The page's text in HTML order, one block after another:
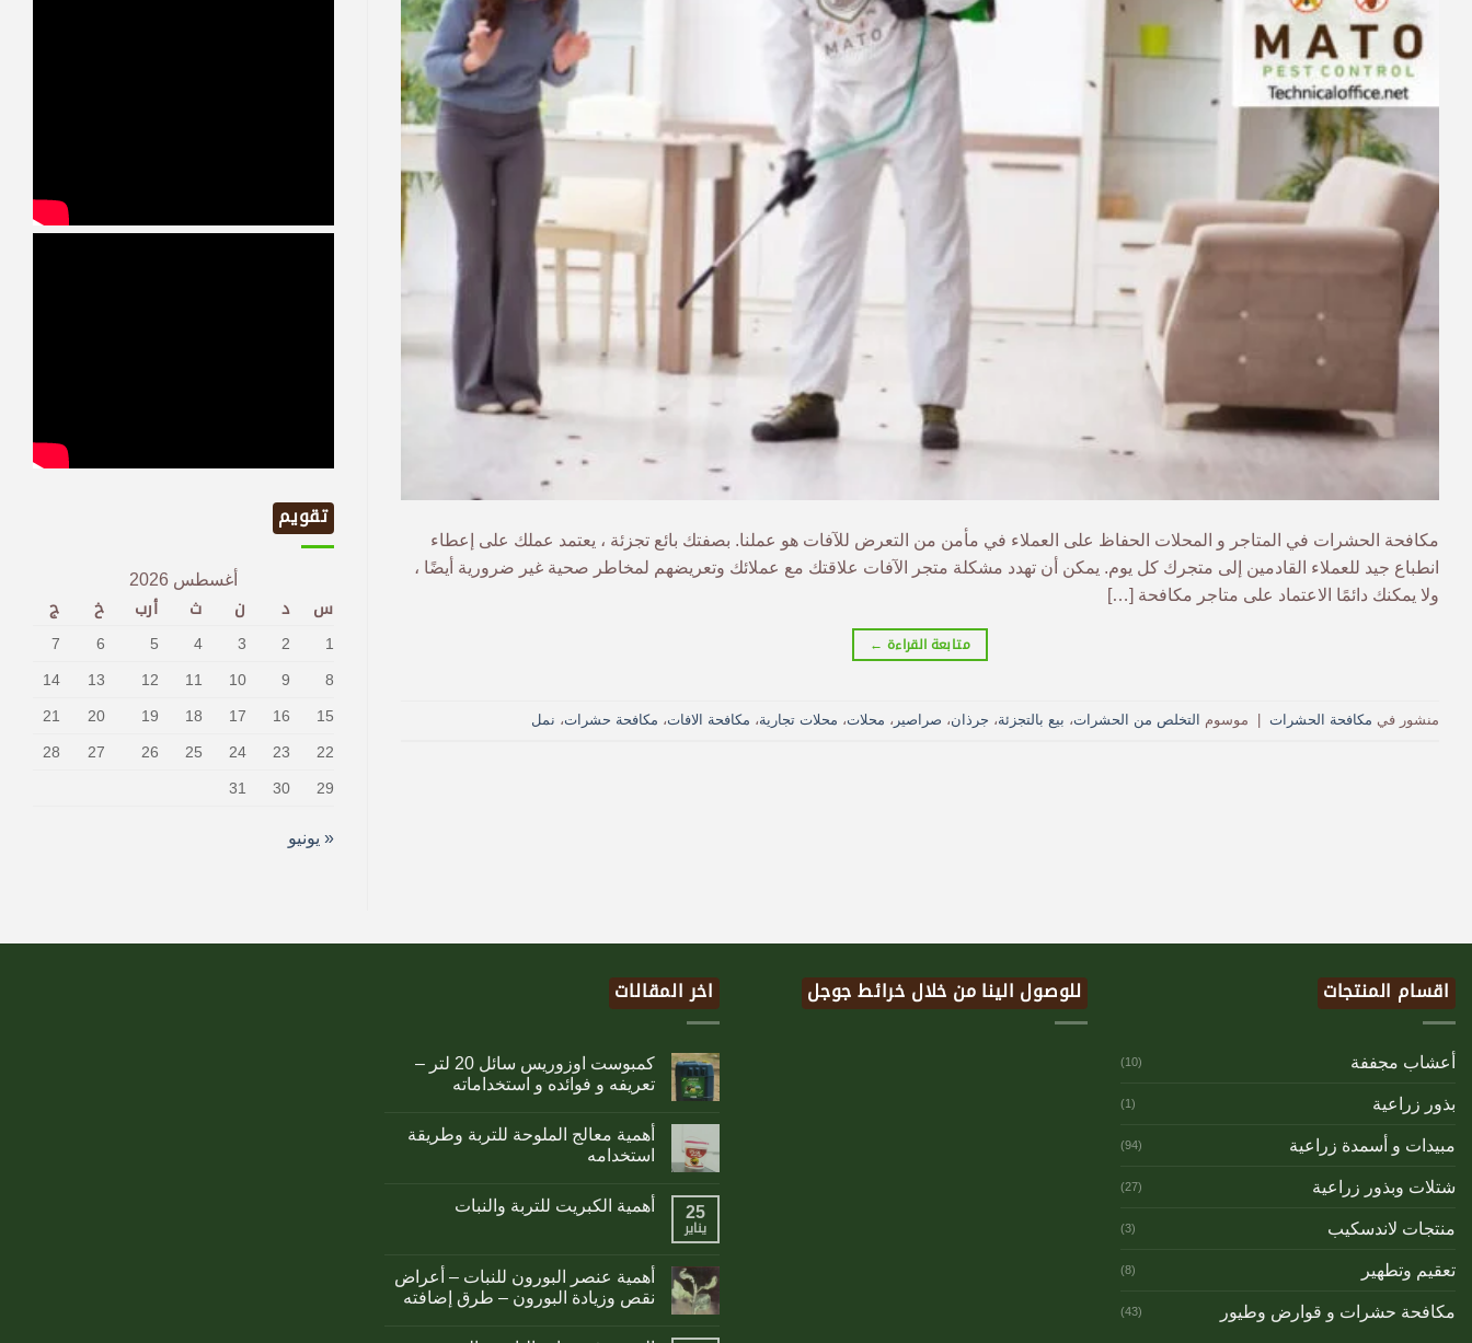
مكافحة الحشرات في المتاجر و المحلات الحفاظ على العملاء في مأمن من التعرض للآفات هو عملنا. بصفتك بائع تجزئة ، يعتمد عملك على إعطاء
انطباع جيد للعملاء القادمين إلى متجرك كل يوم. يمكن أن تهدد مشكلة متجر الآفات علاقتك مع عملائك وتعريضهم لمخاطر صحية غير ضرورية أيضًا ،
ولا يمكنك دائمًا الاعتماد على متاجر مكافحة […]
متابعة القراءة ←
منشور في مكافحة الحشرات موسوم التخلص من الحشرات، بيع بالتجزئة، جرذان، صراصير ، محلات، محلات تجارية، مكافحة الافات، مكافحة حشرات، نمل
تقويم
أغسطس 2026
س د ن ث أرب خ
ج
1
2
3
4
5
6
7
8
9
10
11
12
13
14
15
16
17
18
19
20
21
22
23
24
25
26
27
28
29
30
31
« يونيو
اقسام المنتجات
أعشاب مجففة (10)
بذور زراعية (1)
مبيدات و أسمدة زراعية (94)
شتلات وبذور زراعية (27)
منتجات لاندسكيب (3)
تعقيم وتطهير (8)
مكافحة حشرات و قوارض وطيور (43)
للوصول الينا من خلال خرائط جوجل اخر المقالات
كمبوست اوزوريس سائل 20 لتر –
تعريفه و فوائده و استخداماته
أهمية معالج الملوحة للتربة وطريقة
استخدامه
25
يناير
أهمية الكبريت للتربة والنبات
أهمية عنصر البورون للنبات – أعراض
نقص وزيادة البورون – طرق إضافته